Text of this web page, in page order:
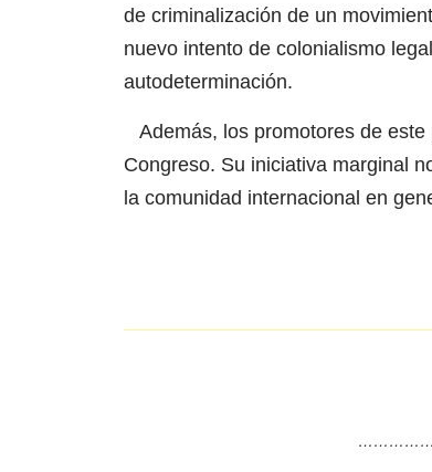
de criminalización de un
nuevo intento de colonialismo
autodeterminación.
Además, los promotores de
Congreso. Su iniciativa marginal
la comunidad internacional en